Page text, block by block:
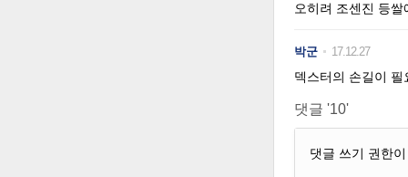
오히려 조센진 등
박군 17.12.27
덱스터의 손길이
댓글 '10'
댓글 쓰기 권한